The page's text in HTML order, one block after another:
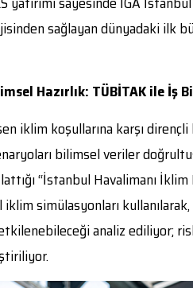
sağlayan dünyadaki ilk
Hazırlık: TÜBİTAK ile İş
iklim koşullarına karşı
bilimsel veriler
“İstanbul Havalimanı
simülasyonları
analiz ediliyor;